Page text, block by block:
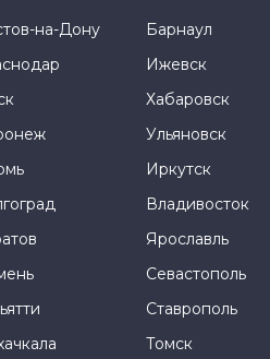
на-Дону
Барнаул
Ижевск
Хабаровск
Ульяновск
Иркутск
Владивосток
Ярославль
Севастополь
Ставрополь
Томск